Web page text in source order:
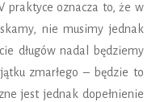
praktyce oznacza to, że w
nie musimy jednak
długów nadal będziemy
zmarłego – będzie to
jest jednak dopełnienie